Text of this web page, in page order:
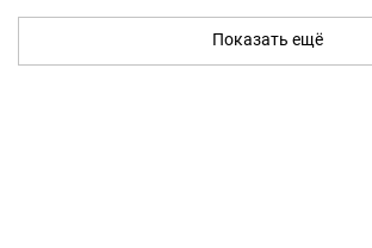
Показать ещё